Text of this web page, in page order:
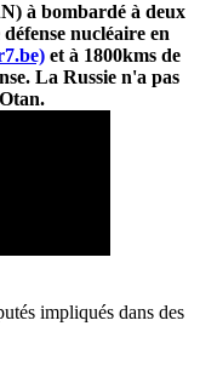
à bombardé à deux
nucléaire en
et à 1800kms de
La Russie n'a pas
impliqués dans des